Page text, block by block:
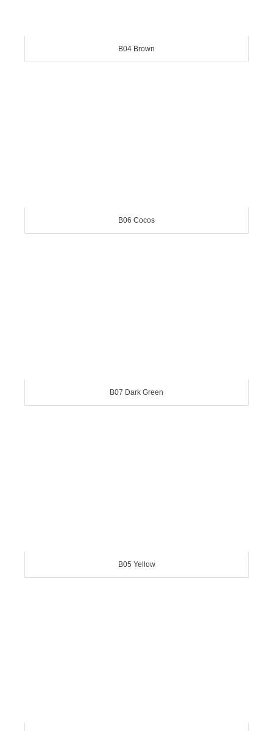
B04 Brown
B06 Cocos
B07 Dark Green
B05 Yellow